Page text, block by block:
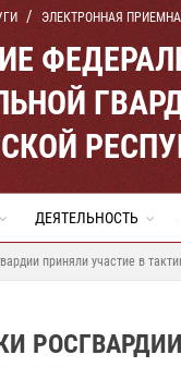
ЭЛЕКТРОННАЯ
ДЕЯТЕЛЬНОСТЬ
приняли участие в